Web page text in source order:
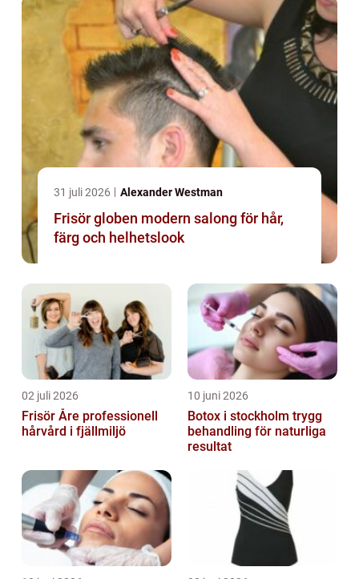
31 juli 2026 Alexander Westman
Frisör globen modern salong för hår,
färg och helhetslook
02 juli 2026
Frisör Åre professionell
hårvård i fjällmiljö
10 juni 2026
Botox i stockholm trygg
behandling för naturliga
resultat